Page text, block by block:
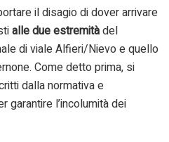
il disagio di dover arrivare
alle due estremitàdel
di viale Alfieri/Nievo e quello
Come detto prima, si
dalla normativa e
garantire l’incolumità dei